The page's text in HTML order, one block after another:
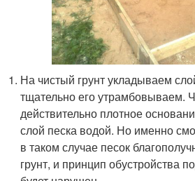
На чистый грунт укладываем
тщательно его утрамбовываем.
действительно плотное
слой песка водой. Но именно
в таком случае песок
грунт, и принцип обустройства